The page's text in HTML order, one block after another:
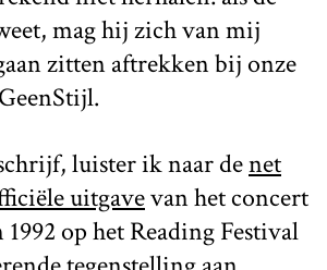
mag hij zich van mij
zitten aftrekken bij onze
luister ik naar denet
uitgavevan het concert
op het Reading Festival